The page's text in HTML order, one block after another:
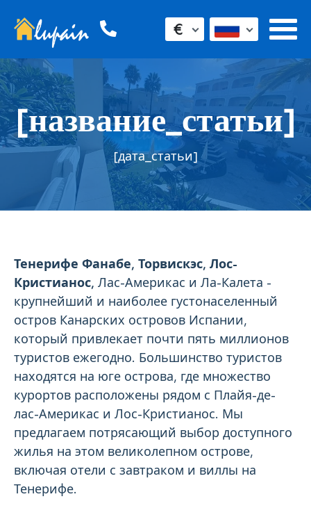
€
[название_статьи]
[дата_статьи]
Тенерифе Фанабе, Торвискэс, Лос-
Кристианос, Лас-Америкас и Ла-Калета -
крупнейший и наиболее густонаселенный
остров Канарских островов Испании,
который привлекает почти пять миллионов
туристов ежегодно. Большинство туристов
находятся на юге острова, где множество
курортов расположены рядом с Плайя-де-
лас-Америкас и Лос-Кристианос. Мы
предлагаем потрясающий выбор доступного
жилья на этом великолепном острове,
включая отели с завтраком и виллы на
Тенерифе.